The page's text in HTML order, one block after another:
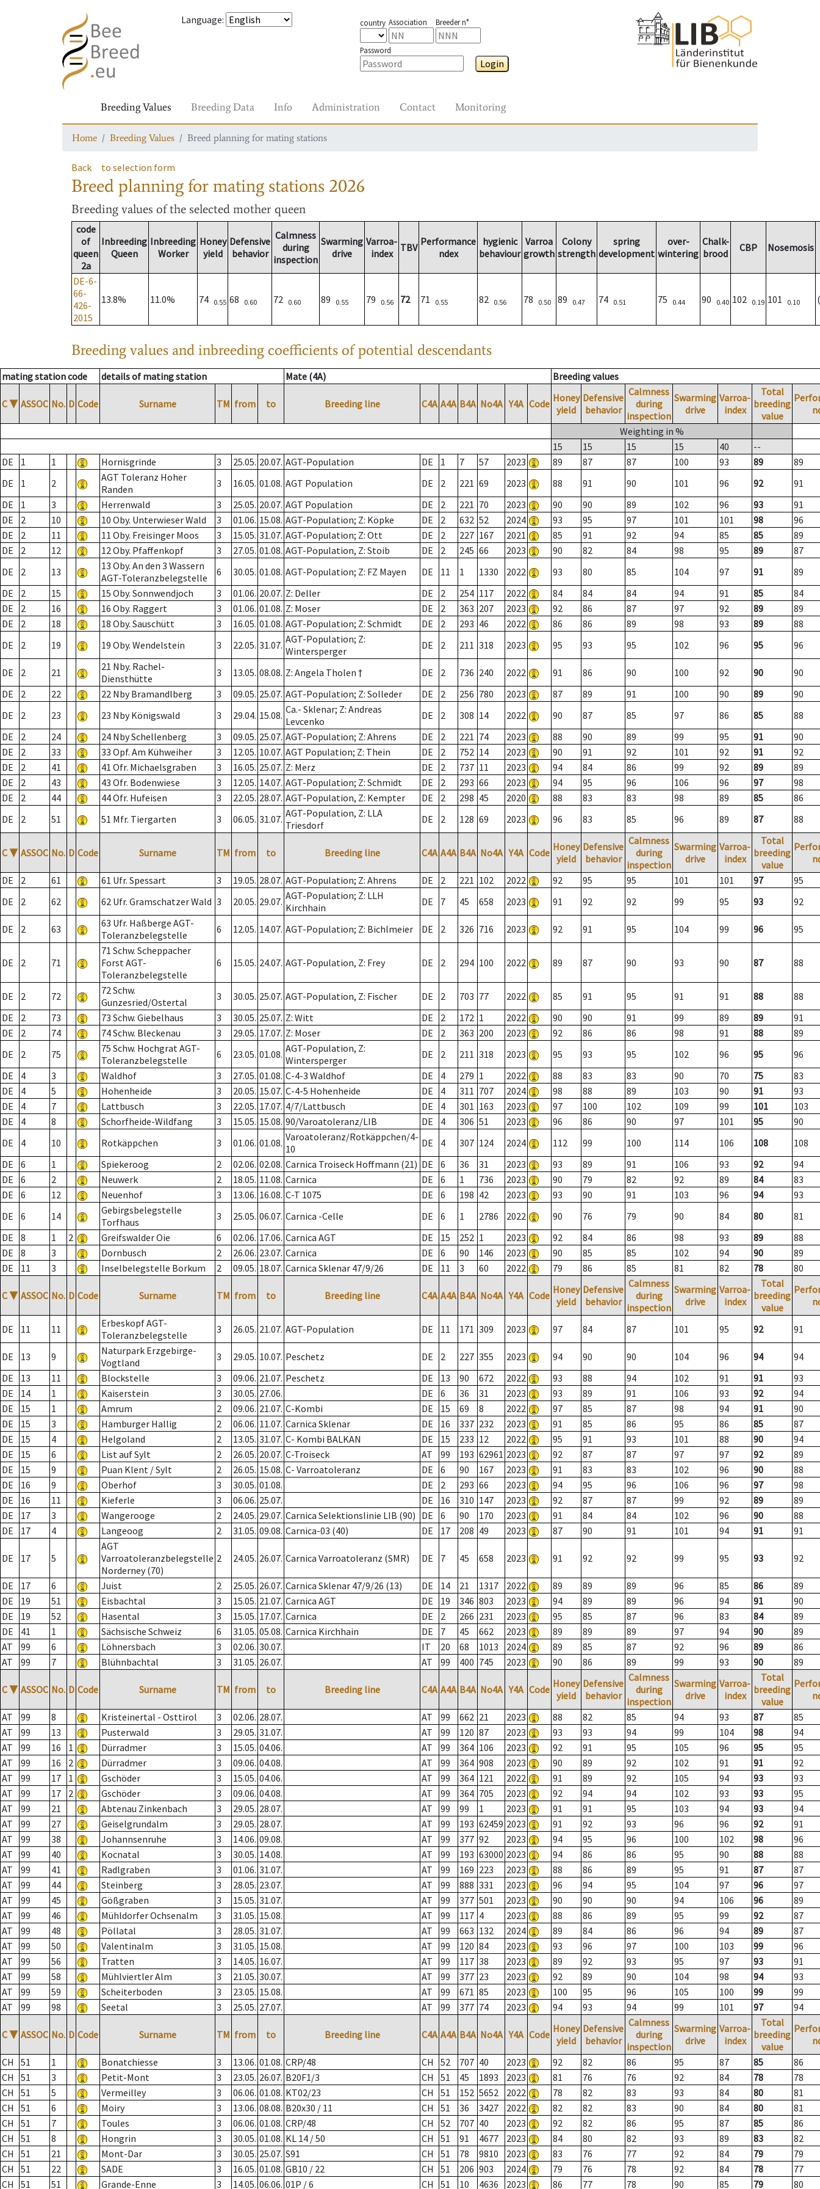
Language: country Association Breeder n°
Password
Login
Breeding Values Breeding Data Info Administration Contact Monitoring
Home Breeding Values Breed planning for mating stations
Back to selection form
Breed planning for mating stations 2026
Breeding values of the selected mother queen
code
of
queen
2a
Inbreeding
Queen
Inbreeding
Worker
Honey
yield
Defensive
behavior
Calmness
during
inspection
Swarming
drive
Varroa-
index
TBV Performance
ndex
hygienic
behaviour
Varroa
growth
Colony
strength
spring
development
over-
wintering
Chalk-
brood
CBP Nosemosis
DE-6-
66-
426-
2015
13.8% 11.0% 74 0.55 68 0.60 72 0.60 89 0.55 79 0.56 72 71 0.55 82 0.56 78 0.50 89 0.47 74 0.51 75 0.44 90 0.40 102 0.19 101 0.10
Breeding values and inbreeding coefficients of potential descendants
mating station code details of mating station Mate (4A) Breeding values
C ▼ ASSOC No. D Code Surname TM from to Breeding line C4A A4A B4A No4A Y4A Code Honey
yield
Defensive
behavior
Calmness
during
inspection
Swarming
drive
Varroa-
index
Total
breeding
value
Weighting in %
15
15 15 15 40
--
DE
1 1 Hornisgrinde 3 25.05. 20.07. AGT-Population DE 1 7 57 2023 89 87 87 100 93 89
89
DE
1 2
AGT Toleranz Hoher
Randen
3 16.05. 01.08. AGT Population DE 2 221 69 2023 88 91 90 101 96 92
91
DE
1 3 Herrenwald 3 25.05. 20.07. AGT Population DE 2 221 70 2023 90 90 89 102 96 93
91
DE
2 10 10 Oby. Unterwieser Wald 3 01.06. 15.08. AGT-Population; Z: Köpke DE 2 632 52 2024 93 95 97 101 101 98
96
DE
2 11 11 Oby. Freisinger Moos 3 15.05. 31.07. AGT-Population; Z: Ott DE 2 227 167 2021 85 91 92 94 85 85
89
DE
2 12 12 Oby. Pfaffenkopf 3 27.05. 01.08. AGT-Population, Z: Stoib DE 2 245 66 2023 90 82 84 98 95 89
87
DE
2 13
13 Oby. An den 3 Wassern
AGT-Toleranzbelegstelle
6 30.05. 01.08. AGT-Population; Z: FZ Mayen DE 11 1 1330 2022 93 80 85 104 97 91
89
DE
2 15 15 Oby. Sonnwendjoch 3 01.06. 20.07. Z: Deller DE 2 254 117 2022 84 84 84 94 91 85
84
DE
2 16 16 Oby. Raggert 3 01.06. 01.08. Z: Moser DE 2 363 207 2023 92 86 87 97 92 89
89
DE
2 18 18 Oby. Sauschütt 3 16.05. 01.08. AGT-Population; Z: Schmidt DE 2 293 46 2022 86 86 89 98 93 89
88
DE
2 19 19 Oby. Wendelstein 3 22.05. 31.07. AGT-Population; Z:
Wintersperger
DE 2 211 318 2023 95 93 95 102 96 95 96
DE 2 21
21 Nby. Rachel-
Diensthütte
3 13.05. 08.08. Z: Angela Tholen † DE 2 736 240 2022 91 86 90 100 92 90
90
DE
2 22 22 Nby Bramandlberg 3 09.05. 25.07. AGT-Population; Z: Solleder DE 2 256 780 2023 87 89 91 100 90 89
90
DE
2 23 23 Nby Königswald 3 29.04. 15.08. Ca.- Sklenar; Z: Andreas
Levcenko
DE 2 308 14 2022 90 87 85 97 86 85
88
DE
2 24 24 Nby Schellenberg 3 09.05. 25.07. AGT-Population; Z: Ahrens DE 2 221 74 2023 88 90 89 99 95 91
90
DE
2 33 33 Opf. Am Kühweiher 3 12.05. 10.07. AGT Population; Z: Thein DE 2 752 14 2023 90 91 92 101 92 91
92
DE
2 41 41 Ofr. Michaelsgraben 3 16.05. 25.07. Z: Merz DE 2 737 11 2023 94 84 86 99 92 89
89
DE
2 43 43 Ofr. Bodenwiese 3 12.05. 14.07. AGT-Population; Z: Schmidt DE 2 293 66 2023 94 95 96 106 96 97
98
DE
2 44 44 Ofr. Hufeisen 3 22.05. 28.07. AGT-Population, Z: Kempter DE 2 298 45 2020 88 83 83 98 89 85
86
DE
2 51 51 Mfr. Tiergarten 3 06.05. 31.07. AGT-Population, Z: LLA
Triesdorf
DE 2 128 69 2023 96 83 85 96 89 87 88
C ▼ ASSOC No. D Code Surname TM from to Breeding line C4A A4A B4A No4A Y4A Code Honey
yield
Defensive
behavior
Calmness
during
inspection
Swarming
drive
Varroa-
index
Total
breeding
value
DE
2 61 61 Ufr. Spessart 3 19.05. 28.07. AGT-Population; Z: Ahrens DE 2 221 102 2022 92 95 95 101 101 97
95
DE
2 62 62 Ufr. Gramschatzer Wald 3 20.05. 29.07. AGT-Population; Z: LLH
Kirchhain
DE 7 45 658 2023 91 92 92 99 95 93 92
DE 2 63
63 Ufr. Haßberge AGT-
Toleranzbelegstelle
6 12.05. 14.07. AGT-Population; Z: Bichlmeier DE 2 326 716 2023 92 91 95 104 99 96 95
DE 2 71
71 Schw. Scheppacher
Forst AGT-
Toleranzbelegstelle
6 15.05. 24.07. AGT-Population, Z: Frey DE 2 294 100 2022 89 87 90 93 90 87 88
DE 2 72
72 Schw.
Gunzesried/Ostertal
3 30.05. 25.07. AGT-Population, Z: Fischer DE 2 703 77 2022 85 91 95 91 91 88
88
DE
2 73 73 Schw. Giebelhaus 3 30.05. 25.07. Z: Witt DE 2 172 1 2022 90 90 91 99 89 89
91
DE
2 74 74 Schw. Bleckenau 3 29.05. 17.07. Z: Moser DE 2 363 200 2023 92 86 86 98 91 88
89
DE
2 75
75 Schw. Hochgrat AGT-
Toleranzbelegstelle
6 23.05. 01.08. AGT-Population, Z:
Wintersperger
DE 2 211 318 2023 95 93 95 102 96 95
96
DE
4 3 Waldhof 3 27.05. 01.08. C-4-3 Waldhof DE 4 279 1 2022 88 83 83 90 70 75
83
DE
4 5 Hohenheide 3 20.05. 15.07. C-4-5 Hohenheide DE 4 311 707 2024 98 88 89 103 90 91
93
DE
4 7 Lattbusch 3 22.05. 17.07. 4/7/Lattbusch DE 4 301 163 2023 97 100 102 109 99 101
103
DE
4 8 Schorfheide-Wildfang 3 15.05. 15.08. 90/Varoatoleranz/LIB DE 4 306 51 2023 96 86 90 97 101 95
90
DE
4 10 Rotkäppchen 3 01.06. 01.08. Varoatoleranz/Rotkäppchen/4-
10
DE 4 307 124 2024 112 99 100 114 106 108
108
DE
6 1 Spiekeroog 2 02.06. 02.08. Carnica Troiseck Hoffmann (21) DE 6 36 31 2023 93 89 91 106 93 92
94
DE
6 2 Neuwerk 2 18.05. 11.08. Carnica DE 6 1 736 2023 90 79 82 92 89 84
83
DE
6 12 Neuenhof 3 13.06. 16.08. C-T 1075 DE 6 198 42 2023 93 90 91 103 96 94
93
DE
6 14
Gebirgsbelegstelle
Torfhaus
3 25.05. 06.07. Carnica -Celle DE 6 1 2786 2022 90 76 79 90 84 80
81
DE
8 1 2 Greifswalder Oie 6 02.06. 17.06. Carnica AGT DE 15 252 1 2023 92 84 86 98 93 89
88
DE
8 3 Dornbusch 2 26.06. 23.07. Carnica DE 6 90 146 2023 90 85 85 102 94 90
89
DE
11 3 Inselbelegstelle Borkum 2 09.05. 18.07. Carnica Sklenar 47/9/26 DE 11 3 60 2022 79 86 85 81 82 78 80
C ▼ ASSOC No. D Code Surname TM from to Breeding line C4A A4A B4A No4A Y4A Code Honey
yield
Defensive
behavior
Calmness
during
inspection
Swarming
drive
Varroa-
index
Total
breeding
value
DE 11 11
Erbeskopf AGT-
Toleranzbelegstelle
3 26.05. 21.07. AGT-Population DE 11 171 309 2023 97 84 87 101 95 92 91
DE 13 9
Naturpark Erzgebirge-
Vogtland
3 29.05. 10.07. Peschetz DE 2 227 355 2023 94 90 90 104 96 94
94
DE
13 11 Blockstelle 3 09.06. 21.07. Peschetz DE 13 90 672 2022 93 88 94 102 91 91
93
DE
14 1 Kaiserstein 3 30.05. 27.06. DE 6 36 31 2023 93 89 91 106 93 92
94
DE
15 1 Amrum 2 09.06. 21.07. C-Kombi DE 15 69 8 2022 97 85 87 98 94 91
90
DE
15 3 Hamburger Hallig 2 06.06. 11.07. Carnica Sklenar DE 16 337 232 2023 91 85 86 95 86 85
87
DE
15 4 Helgoland 2 13.05. 31.07. C- Kombi BALKAN DE 15 233 12 2022 95 91 93 101 88 90
94
DE
15 6 List auf Sylt 2 26.05. 20.07. C-Troiseck AT 99 193 62961 2023 92 87 87 97 97 92
89
DE
15 9 Puan Klent / Sylt 2 26.05. 15.08. C- Varroatoleranz DE 6 90 167 2023 91 83 83 102 96 90
88
DE
16 9 Oberhof 3 30.05. 01.08. DE 2 293 66 2023 94 95 96 106 96 97
98
DE
16 11 Kieferle 3 06.06. 25.07. DE 16 310 147 2023 92 87 87 99 92 89
89
DE
17 3 Wangerooge 2 24.05. 29.07. Carnica Selektionslinie LIB (90) DE 6 90 170 2023 91 84 84 102 96 90
88
DE
17 4 Langeoog 2 31.05. 09.08. Carnica-03 (40) DE 17 208 49 2023 87 90 91 101 94 91 91
DE 17 5
AGT
Varroatoleranzbelegstelle
Norderney (70)
2 24.05. 26.07. Carnica Varroatoleranz (SMR) DE 7 45 658 2023 91 92 92 99 95 93 92
DE 17 6 Juist 2 25.05. 26.07. Carnica Sklenar 47/9/26 (13) DE 14 21 1317 2022 89 89 89 96 85 86
89
DE
19 51 Eisbachtal 3 15.05. 21.07. Carnica AGT DE 19 346 803 2023 94 89 89 96 94 91
90
DE
19 52 Hasental 3 15.05. 17.07. Carnica DE 2 266 231 2023 95 85 87 96 83 84
89
DE
41 1 Sächsische Schweiz 6 31.05. 05.08. Carnica Kirchhain DE 7 45 662 2023 89 89 89 97 94 90
89
AT
99 6 Löhnersbach 3 02.06. 30.07. IT 20 68 1013 2024 89 85 87 92 96 89
86
AT
99 7 Blühnbachtal 3 31.05. 26.07. AT 99 400 745 2023 90 86 89 99 93 90 89
C ▼ ASSOC No. D Code Surname TM from to Breeding line C4A A4A B4A No4A Y4A Code Honey
yield
Defensive
behavior
Calmness
during
inspection
Swarming
drive
Varroa-
index
Total
breeding
value
AT
99 8 Kristeinertal - Osttirol 3 02.06. 28.07. AT 99 662 21 2023 88 82 85 94 93 87
85
AT
99 13 Pusterwald 3 29.05. 31.07. AT 99 120 87 2023 93 93 94 99 104 98
94
AT
99 16 1 Dürradmer 3 15.05. 04.06. AT 99 364 106 2023 92 91 95 105 96 95
95
AT
99 16 2 Dürradmer 3 09.06. 04.08. AT 99 364 908 2023 90 89 92 102 91 91
92
AT
99 17 1 Gschöder 3 15.05. 04.06. AT 99 364 121 2022 91 89 92 105 94 93
93
AT
99 17 2 Gschöder 3 09.06. 04.08. AT 99 364 705 2023 92 94 94 102 93 93
95
AT
99 21 Abtenau Zinkenbach 3 29.05. 28.07. AT 99 99 1 2023 91 91 95 103 94 93
94
AT
99 27 Geiselgrundalm 3 29.05. 28.07. AT 99 193 62459 2023 91 92 93 96 96 92
91
AT
99 38 Johannsenruhe 3 14.06. 09.08. AT 99 377 92 2023 94 95 96 100 102 98
96
AT
99 40 Kocnatal 3 30.05. 14.08. AT 99 193 63000 2023 94 86 86 95 90 88
88
AT
99 41 Radlgraben 3 01.06. 31.07. AT 99 169 223 2023 88 86 89 95 91 87
87
AT
99 44 Steinberg 3 28.05. 23.07. AT 99 888 331 2023 96 94 95 104 97 96
97
AT
99 45 Gößgraben 3 15.05. 31.07. AT 99 377 501 2023 90 90 90 94 106 96
89
AT
99 46 Mühldorfer Ochsenalm 3 31.05. 15.08. AT 99 117 4 2023 88 86 89 95 99 92
87
AT
99 48 Pöllatal 3 28.05. 31.07. AT 99 663 132 2024 89 84 86 96 94 89
87
AT
99 50 Valentinalm 3 31.05. 15.08. AT 99 120 84 2023 93 96 97 100 103 99
96
AT
99 56 Tratten 3 14.05. 16.07. AT 99 117 38 2023 89 92 93 95 97 93
91
AT
99 58 Mühlviertler Alm 3 21.05. 30.07. AT 99 377 23 2023 92 89 90 104 98 94
93
AT
99 59 Scheiterboden 3 23.05. 15.08. AT 99 671 85 2023 100 95 96 105 100 99
99
AT
99 98 Seetal 3 25.05. 27.07. AT 99 377 74 2023 94 93 94 99 101 97 94
C ▼ ASSOC No. D Code Surname TM from to Breeding line C4A A4A B4A No4A Y4A Code Honey
yield
Defensive
behavior
Calmness
during
inspection
Swarming
drive
Varroa-
index
Total
breeding
value
CH
51 1 Bonatchiesse 3 13.06. 01.08. CRP/48 CH 52 707 40 2023 92 82 86 95 87 85
86
CH
51 3 Petit-Mont 3 23.05. 26.07. B20F1/3 CH 51 45 1893 2023 81 76 76 92 84 78
78
CH
51 5 Vermeilley 3 06.06. 01.08. KT02/23 CH 51 152 5652 2022 78 82 83 93 84 80
81
CH
51 6 Moiry 3 13.06. 08.08. B20x30 / 11 CH 51 36 3427 2022 82 82 83 90 84 80
81
CH
51 7 Toules 3 06.06. 01.08. CRP/48 CH 52 707 40 2023 92 82 86 95 87 85
86
CH
51 8 Hongrin 3 30.05. 01.08. KL 14 / 50 CH 51 91 4677 2023 84 80 82 93 89 83
82
CH
51 21 Mont-Dar 3 30.05. 25.07. S91 CH 51 78 9810 2023 83 76 77 92 84 79
79
CH
51 22 SADE 3 16.05. 01.08. GB10 / 22 CH 51 206 903 2024 79 76 78 92 84 78
77
CH
51 51 Grande-Enne 3 14.05. 06.06. 01P / 6 CH 51 10 4636 2023 86 77 78 90 85 79 80